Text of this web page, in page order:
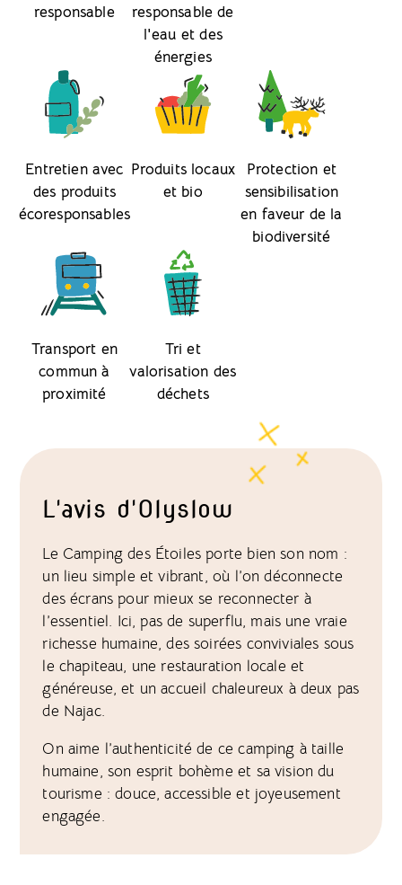
responsable
responsable de
l'eau et des
énergies
Entretien avec
des produits
écoresponsables
Produits locaux
et bio
Protection et
sensibilisation
en faveur de la
biodiversité
Transport en
commun à
proximité
Tri et
valorisation des
déchets
L'avis d'Olyslow
Le Camping des Étoiles porte bien son nom :
un lieu simple et vibrant, où l’on déconnecte
des écrans pour mieux se reconnecter à
l’essentiel. Ici, pas de superflu, mais une vraie
richesse humaine, des soirées conviviales sous
le chapiteau, une restauration locale et
généreuse, et un accueil chaleureux à deux pas
de Najac.
On aime l’authenticité de ce camping à taille
humaine, son esprit bohème et sa vision du
tourisme : douce, accessible et joyeusement
engagée.